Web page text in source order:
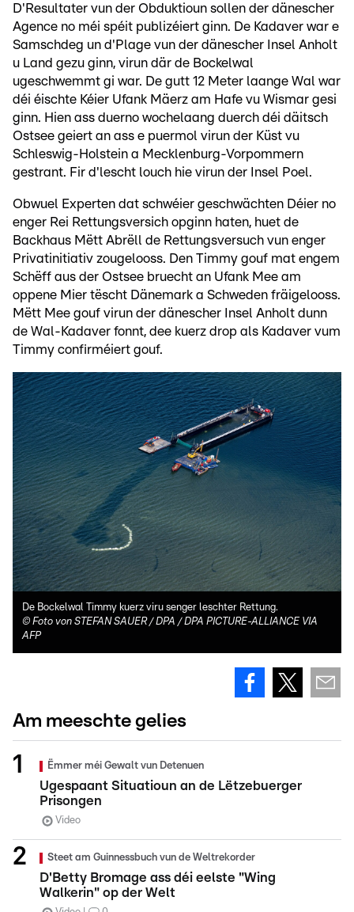
D'Resultater vun der Obduktioun sollen der dänescher
Agence no méi spéit publizéiert ginn. De Kadaver war e
Samschdeg un d'Plage vun der dänescher Insel Anholt
u Land gezu ginn, virun där de Bockelwal
ugeschwemmt gi war. De gutt 12 Meter laange Wal war
déi éischte Kéier Ufank Mäerz am Hafe vu Wismar gesi
ginn. Hien ass duerno wochelaang duerch déi däitsch
Ostsee geiert an ass e puermol virun der Küst vu
Schleswig-Holstein a Mecklenburg-Vorpommern
gestrant. Fir d'lescht louch hie virun der Insel Poel.
Obwuel Experten dat schwéier geschwächten Déier no
enger Rei Rettungsversich opginn haten, huet de
Backhaus Mëtt Abrëll de Rettungsversuch vun enger
Privatinitiativ zougelooss. Den Timmy gouf mat engem
Schëff aus der Ostsee bruecht an Ufank Mee am
oppene Mier tëscht Dänemark a Schweden fräigelooss.
Mëtt Mee gouf virun der dänescher Insel Anholt dunn
de Wal-Kadaver fonnt, dee kuerz drop als Kadaver vum
Timmy confirméiert gouf.
De Bockelwal Timmy kuerz viru senger leschter Rettung.
© Foto von STEFAN SAUER / DPA / DPA PICTURE-ALLIANCE VIA
AFP
Am meeschte gelies
Ëmmer méi Gewalt vun Detenuen
Ugespaant Situatioun an de Lëtzebuerger
Prisongen
Video
Steet am Guinnessbuch vun de Weltrekorder
D'Betty Bromage ass déi eelste "Wing
Walkerin" op der Welt